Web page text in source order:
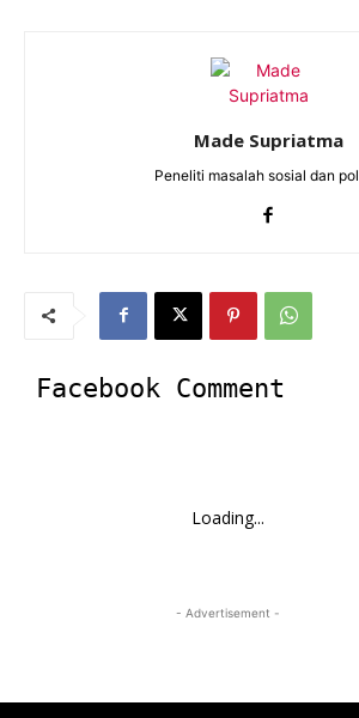
Made Supriatma
Peneliti masalah sosial dan
Facebook Comment
Loading...
- Advertisement -